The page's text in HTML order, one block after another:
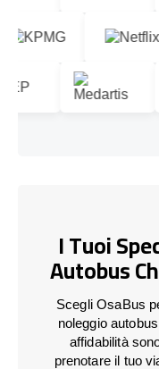
I Tuoi
Autobus
Scegli OsaBus
noleggio
affidabilità
prenotare il tuo